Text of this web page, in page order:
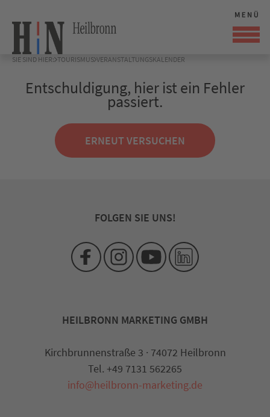
SIE SIND HIER: TOURISMUS VERANSTALTUNGSKALENDER
Entschuldigung, hier ist ein Fehler
passiert.
ERNEUT VERSUCHEN
FOLGEN SIE UNS!
HEILBRONN MARKETING GMBH
Kirchbrunnenstraße 3 · 74072 Heilbronn
Tel. +49 7131 562265
info@heilbronn-marketing.de